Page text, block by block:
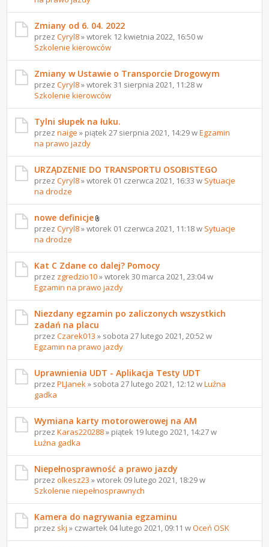
Zmiany od 6. 04. 2022
przezCyryl8» wtorek 12 kwietnia 2022, 16:50 w
Szkolenie kierowców
Zmiany w Ustawie o Transporcie Drogowym
przezCyryl8» wtorek 31 sierpnia 2021, 11:28 w
Szkolenie kierowców
Tylni słupek na łuku.
przeznaige » piątek 27 sierpnia 2021, 14:29 wEgzamin
na prawo jazdy
URZĄDZENIE DO TRANSPORTU OSOBISTEGO
przezCyryl8» wtorek 01 czerwca 2021, 16:33 w Sytuacje
na drodze
nowe definicje
przezCyryl8» wtorek 01 czerwca 2021, 11:18 w Sytuacje
na drodze
Kat C Zdane co dalej? Pomocy
przez zgredzio10» wtorek 30 marca 2021, 23:04 w
Egzamin na prawo jazdy
Niezdany egzamin po zaliczonych wszystkich
zadań na placu
przezCzarek013 » sobota 27 lutego 2021, 20:52 w
Egzamin na prawo jazdy
Uprawnienia UDT - Aplikacja Testy UDT
przezPLJanek » sobota 27 lutego 2021, 12:12 wLuźna
gadka
Wymiana karty motorowerowej na AM
przezKaras220288» piątek 19 lutego 2021, 14:27 w
Luźna gadka
Niepełnosprawność a prawo jazdy
przezolkesz23 » wtorek 09 lutego 2021, 18:29 w
Szkolenie niepełnosprawnych
Kamera do nagrywania egzaminu
przez skj » czwartek 04 lutego 2021, 09:11 wOceń OSK